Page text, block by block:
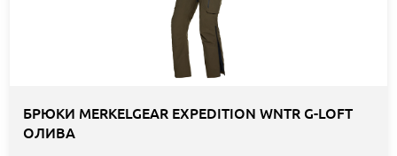
БРЮКИ MERKELGEAR EXPEDITION WNTR G-LOFT
ОЛИВА